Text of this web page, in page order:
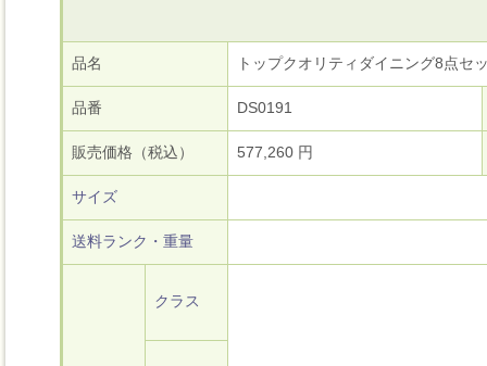
品名 トップクオリティダイニング8点セ
品番 DS0191
販売価格（税込） 577,260 円
サイズ
送料ランク・重量
クラス